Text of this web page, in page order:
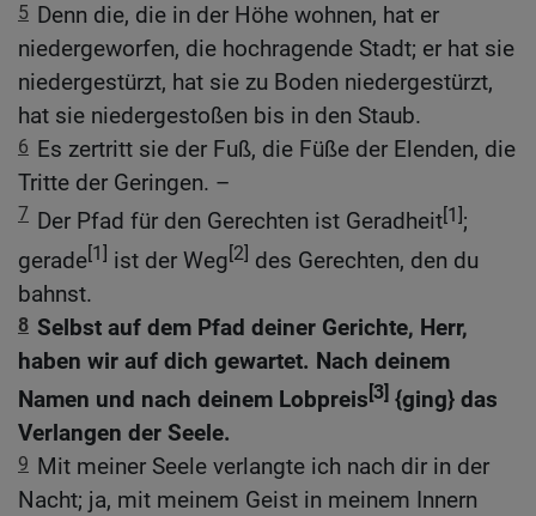
5 Denn die, die in der Höhe wohnen, hat er
niedergeworfen, die hochragende Stadt; er hat sie
niedergestürzt, hat sie zu Boden niedergestürzt,
hat sie niedergestoßen bis in den Staub.
6 Es zertritt sie der Fuß, die Füße der Elenden, die
Tritte der Geringen. –
7 Der Pfad für den Gerechten ist Geradheit[1];
gerade[1] ist der Weg[2] des Gerechten, den du
bahnst.
8 Selbst auf dem Pfad deiner Gerichte, Herr,
haben wir auf dich gewartet. Nach deinem
Namen und nach deinem Lobpreis [3] {ging} das
Verlangen der Seele.
9 Mit meiner Seele verlangte ich nach dir in der
Nacht; ja, mit meinem Geist in meinem Innern